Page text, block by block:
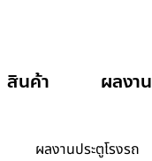
สินค้า ผลงาน
ผลงานประตูโรงรถ